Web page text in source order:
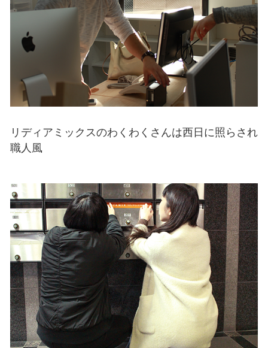
リディアミックスのわくわくさんは西日に照らされ
職人風